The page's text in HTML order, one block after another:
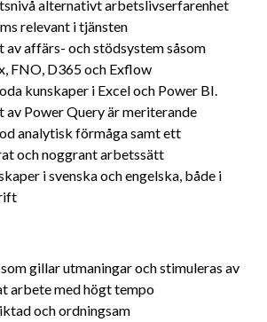
alternativt arbetslivserfarenhet
relevant i tjänsten
av affärs- och stödsystem såsom
FNO, D365 och Exflow
kunskaper i Excel och Power BI.
av Power Query är meriterande
analytisk förmåga samt ett
och noggrant arbetssätt
i svenska och engelska, både i
gillar utmaningar och stimuleras av
arbete med högt tempo
och ordningsam